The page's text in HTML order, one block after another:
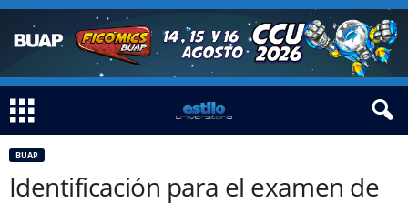
BUAP
Identificación para el examen de